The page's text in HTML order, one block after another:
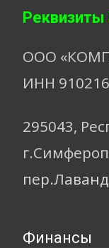
ООО
ИНН
295043,
Финансы